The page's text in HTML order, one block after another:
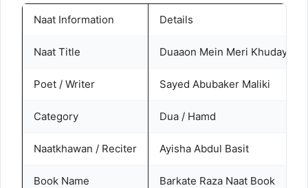
Naat Information Details
Naat Title Duaaon Mein Meri Khudaya
Poet / Writer Sayed Abubaker Maliki
Category Dua / Hamd
Naatkhawan / Reciter Ayisha Abdul Basit
Book Name Barkate Raza Naat Book